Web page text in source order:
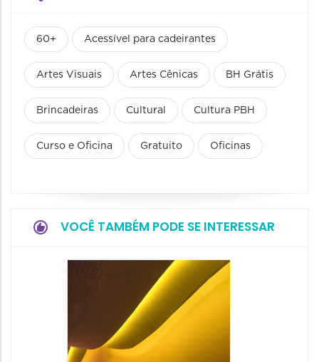
60+ Acessível para cadeirantes
Artes Visuais Artes Cênicas BH Grátis
Brincadeiras Cultural Cultura PBH
Curso e Oficina Gratuito Oficinas
VOCÊ TAMBÉM PODE SE INTERESSAR